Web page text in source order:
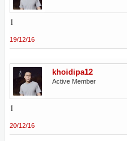
1
19/12/16
khoidipa12
Active Member
1
20/12/16